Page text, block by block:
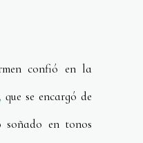
confió en la
que se encargó de
soñado en tonos